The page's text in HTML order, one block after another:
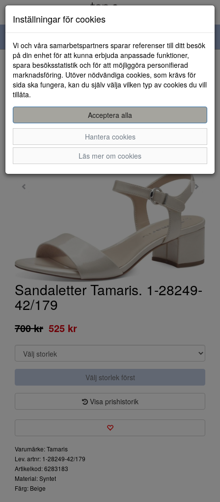
navigation
HEM
Sandaletter Tamaris. 1-28249-
42/179
700 kr 525 kr
Välj storlek först
Visa prishistorik
Varumärke: Tamaris
Lev. artnr: 1-28249-42/179
Artikelkod: 6283183
Material: Syntet
Färg: Beige
Inställningar för cookies
Vi och våra samarbetspartners sparar referenser till ditt besök
på din enhet för att kunna erbjuda anpassade funktioner,
spara besöksstatistik och för att möjliggöra personifierad
marknadsföring. Utöver nödvändiga cookies, som krävs för
sida ska fungera, kan du själv välja vilken typ av cookies du vill
tillåta.
Acceptera alla
Hantera cookies
Läs mer om cookies